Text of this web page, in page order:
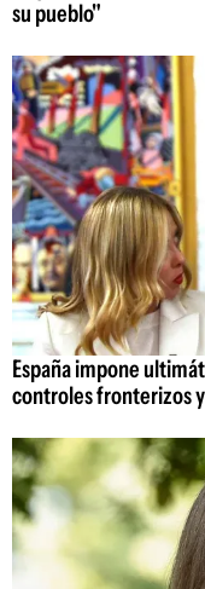
su pueblo"
España impone
controles fronterizos